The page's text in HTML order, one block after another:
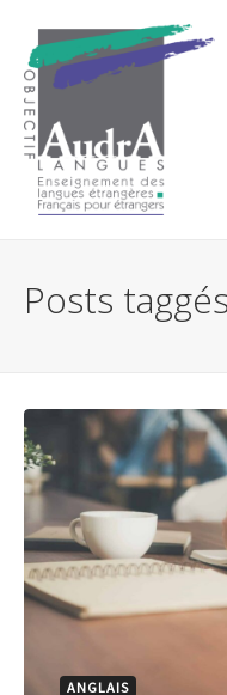
Posts taggés
ANGLAIS